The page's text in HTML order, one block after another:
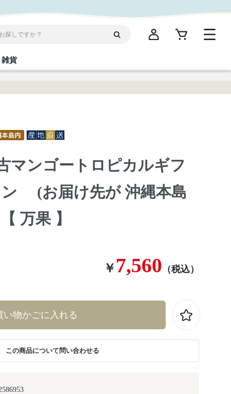
海産物
沖縄そば／乾麺
お酢／ドレッシング
だし／スパイス／島唐辛子
菓子
限定商品（ご当地）
ワイン・ウィスキー・カクテル
ィケア
ケア
ィース
雑貨
箸・線香・ウチカビ
マンゴートロピカルギフ
ン (お届け先が 沖縄本島
万果 】
￥ 7,560 （税込）
い物かごに入れる
この商品について問い合わせる